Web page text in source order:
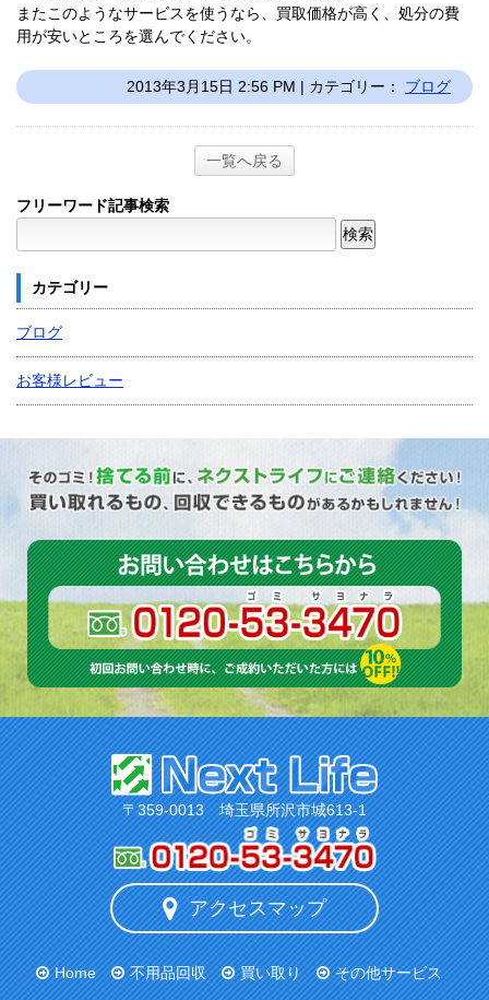
またこのようなサービスを使うなら、買取価格が高く、処分の費
用が安いところを選んでください。
2013年3月15日 2:56 PM | カテゴリー： ブログ
一覧へ戻る
フリーワード記事検索
カテゴリー
ブログ
お客様レビュー
〒359-0013 埼玉県所沢市城613-1
アクセスマップ
Home 不用品回収 買い取り その他サービス